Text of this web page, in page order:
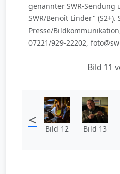
genannter SWR-
SWR/Benoît Linder" (S2+).
Presse/
07221/929-22202,
Bild 11
< Bild 12 Bild 13